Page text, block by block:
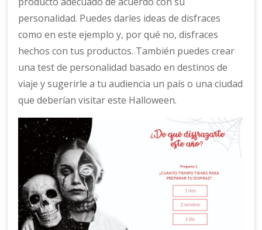
personalidad. Puedes darles ideas de disfraces
como en este ejemplo y, por qué no, disfraces
hechos con tus productos. También puedes crear
una test de personalidad basado en destinos de
viaje y sugerirle a tu audiencia un país o una ciudad
que deberían visitar este Halloween.